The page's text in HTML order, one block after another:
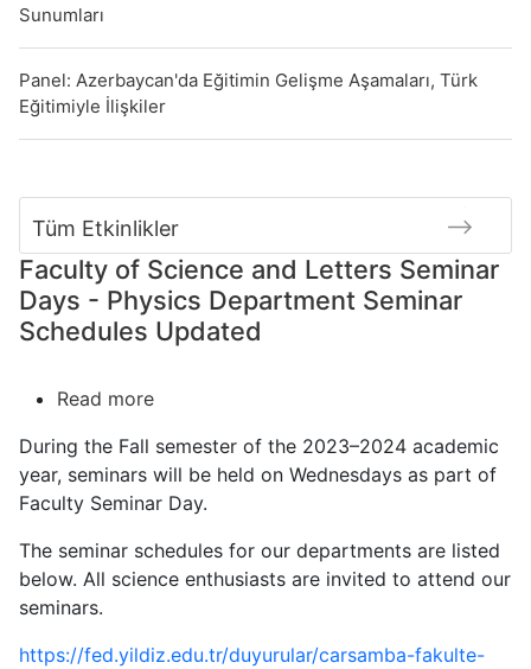
Sunumları
Panel: Azerbaycan'da Eğitimin Gelişme Aşamaları, Türk
Eğitimiyle İlişkiler
Tüm Etkinlikler
Faculty of Science and Letters Seminar
Days - Physics Department Seminar
Schedules Updated
Read more
of
Science
and
Letters
Seminar
Physics
During the Fall semester of the 2023–2024 academic
year, seminars will be held on Wednesdays as part of
Faculty Seminar Day.
The seminar schedules for our departments are listed
below. All science enthusiasts are invited to attend our
seminars.
https://fed.yildiz.edu.tr/duyurular/carsamba-fakulte-